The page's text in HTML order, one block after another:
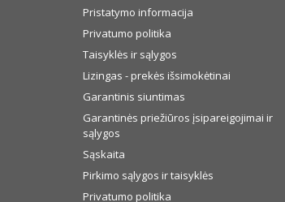
Pristatymo informacija
Privatumo politika
Taisyklės ir sąlygos
Lizingas - prekės išsimokėtinai
Garantinis siuntimas
Garantinės priežiūros įsipareigojimai ir
sąlygos
Sąskaita
Pirkimo sąlygos ir taisyklės
Privatumo politika